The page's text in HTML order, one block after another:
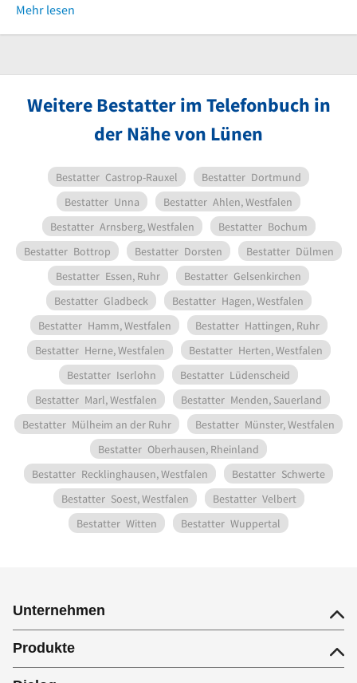
Mehr lesen
Weitere Bestatter im Telefonbuch in
der Nähe von Lünen
Bestatter Castrop-Rauxel Bestatter Dortmund
Bestatter Unna Bestatter Ahlen, Westfalen
Bestatter Arnsberg, Westfalen Bestatter Bochum
Bestatter Bottrop Bestatter Dorsten Bestatter Dülmen
Bestatter Essen, Ruhr Bestatter Gelsenkirchen
Bestatter Gladbeck Bestatter Hagen, Westfalen
Bestatter Hamm, Westfalen Bestatter Hattingen, Ruhr
Bestatter Herne, Westfalen Bestatter Herten, Westfalen
Bestatter Iserlohn Bestatter Lüdenscheid
Bestatter Marl, Westfalen Bestatter Menden, Sauerland
Bestatter Mülheim an der Ruhr Bestatter Münster, Westfalen
Bestatter Oberhausen, Rheinland
Bestatter Recklinghausen, Westfalen Bestatter Schwerte
Bestatter Soest, Westfalen Bestatter Velbert
Bestatter Witten Bestatter Wuppertal
Unternehmen
Produkte